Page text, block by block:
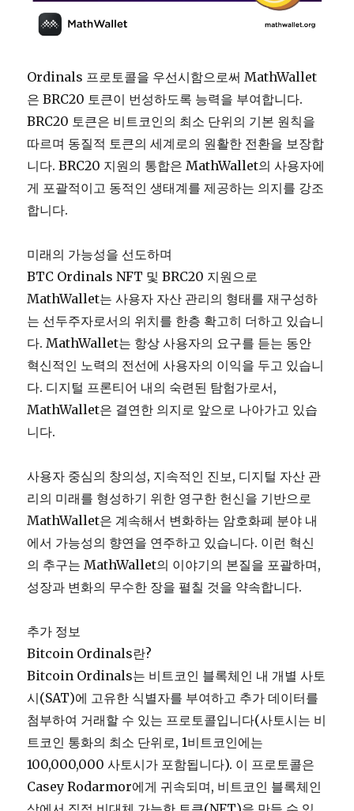
Ordinals 프로토콜을 우선시함으로써 MathWallet
은 BRC20 토큰이 번성하도록 능력을 부여합니다.
BRC20 토큰은 비트코인의 최소 단위의 기본 원칙을
따르며 동질적 토큰의 세계로의 원활한 전환을 보장합
니다. BRC20 지원의 통합은 MathWallet의 사용자에
게 포괄적이고 동적인 생태계를 제공하는 의지를 강조
합니다.
미래의 가능성을 선도하며
BTC Ordinals NFT 및 BRC20 지원으로
MathWallet는 사용자 자산 관리의 형태를 재구성하
는 선두주자로서의 위치를 한층 확고히 더하고 있습니
다. MathWallet는 항상 사용자의 요구를 듣는 동안
혁신적인 노력의 전선에 사용자의 이익을 두고 있습니
다. 디지털 프론티어 내의 숙련된 탐험가로서,
MathWallet은 결연한 의지로 앞으로 나아가고 있습
니다.
사용자 중심의 창의성, 지속적인 진보, 디지털 자산 관
리의 미래를 형성하기 위한 영구한 헌신을 기반으로
MathWallet은 계속해서 변화하는 암호화폐 분야 내
에서 가능성의 향연을 연주하고 있습니다. 이런 혁신
의 추구는 MathWallet의 이야기의 본질을 포괄하며,
성장과 변화의 무수한 장을 펼칠 것을 약속합니다.
추가 정보
Bitcoin Ordinals란?
Bitcoin Ordinals는 비트코인 블록체인 내 개별 사토
시(SAT)에 고유한 식별자를 부여하고 추가 데이터를
첨부하여 거래할 수 있는 프로토콜입니다(사토시는 비
트코인 통화의 최소 단위로, 1비트코인에는
100,000,000 사토시가 포함됩니다). 이 프로토콜은
Casey Rodarmor에게 귀속되며, 비트코인 블록체인